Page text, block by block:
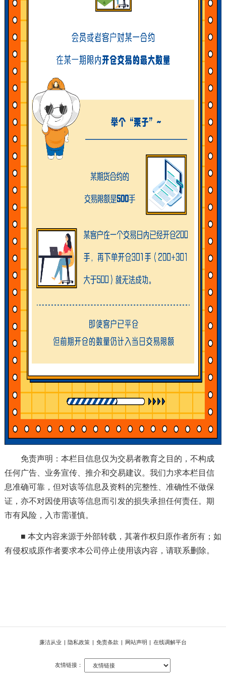
免责声明：本栏目信息仅为交易者教育之目的，不构成
任何广告、业务宣传、推介和交易建议。我们力求本栏目信
息准确可靠，但对该等信息及资料的完整性、准确性不做保
证，亦不对因使用该等信息而引发的损失承担任何责任。期
市有风险，入市需谨慎。
■ 本文内容来源于外部转载，其著作权归原作者所有；如
有侵权或原作者要求本公司停止使用该内容，请联系删除。
廉洁从业 | 隐私政策 | 免责条款 | 网站声明 | 在线调解平台
友情链接：